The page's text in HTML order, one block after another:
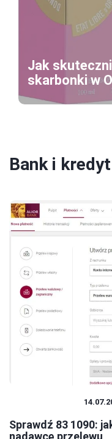
Jak
skarbonki w
Bank i kredyt
Sprawdź 83 1090:
nadawcę przelewu